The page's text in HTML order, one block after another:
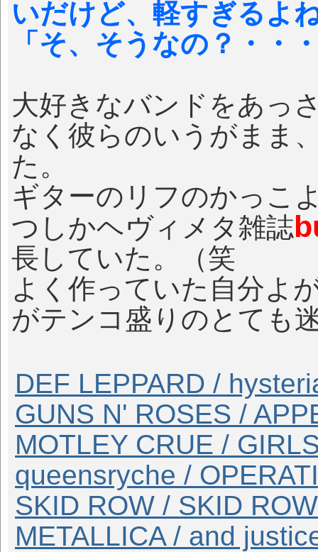
いだけど、軽すぎるよ
「そ、そうなの？・・
大好きなバンドをあっ
なく彼らのいうがまま
た。
ギターのリフのかっこ
つしかヘヴィメタ雑誌
長していた。（笑
よく作っていた自分よ
がテンコ盛りのとても
DEF LEPPARD /
GUNS N' ROSES /
MOTLEY CRUE /
queensryche /
SKID ROW / SKID ROW
METALLICA / and